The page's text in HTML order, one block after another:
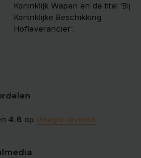
Koninklijk Wapen en de titel ‘Bij
Koninklijke Beschikking
Hofleverancier'.
4.6 op Google reviews